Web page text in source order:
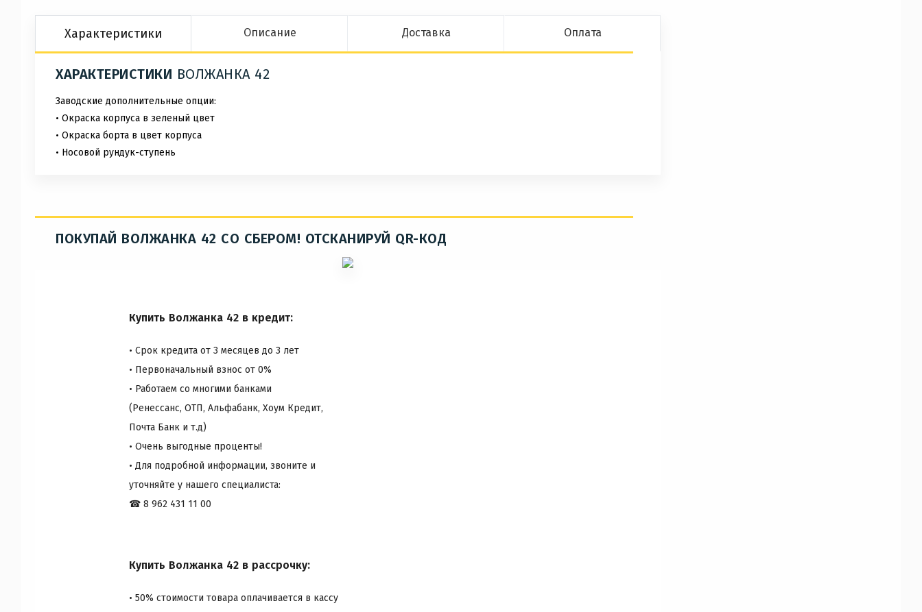
Характеристики Описание Доставка Оплата
ХАРАКТЕРИСТИКИ ВОЛЖАНКА 42
Заводские дополнительные опции:
• Окраска корпуса в зеленый цвет
• Окраска борта в цвет корпуса
• Носовой рундук-ступень
ПОКУПАЙ ВОЛЖАНКА 42 СО СБЕРОМ! ОТСКАНИРУЙ QR-КОД
Купить Волжанка 42 в кредит:
• Срок кредита от 3 месяцев до 3 лет
• Первоначальный взнос от 0%
• Работаем со многими банками
(Ренеcсанс, ОТП, Альфабанк, Хоум Кредит,
Почта Банк и т.д)
• Очень выгодные проценты!
• Для подробной информации, звоните и
уточняйте у нашего специалиста:
☎ 8 962 431 11 00
Купить Волжанка 42 в рассрочку:
• 50% стоимости товара оплачивается в кассу